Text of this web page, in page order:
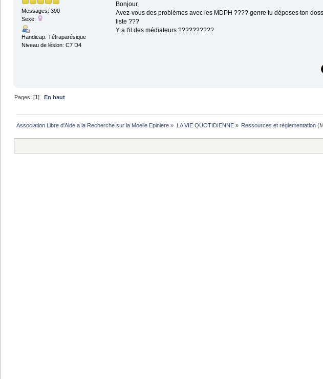
Messages: 390
Sexe:
Handicap: Tétraparésique
Niveau de lésion: C7 D4
Bonjour,
Avez-vous des problèmes avec les MDPH ???? genre tu déposes ton
liste ???
Y a t'il des médiateurs ??????????
Pages: [1]En haut
Association Libre d'Aide a la Recherche sur la Moelle Epiniere » LA VIE QUOTIDIENNE» Ressources et règlementation